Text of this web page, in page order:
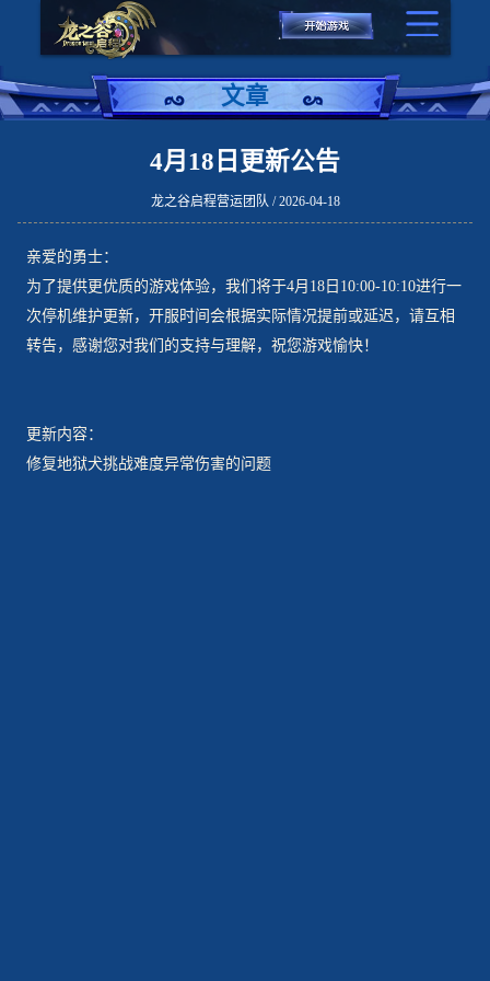
文章
4月18日更新公告
龙之谷启程营运团队 / 2026-04-18
亲爱的勇士：
为了提供更优质的游戏体验，我们将于4月18日10:00-10:10进行一
次停机维护更新，开服时间会根据实际情况提前或延迟，请互相
转告，感谢您对我们的支持与理解，祝您游戏愉快！
更新内容：
修复地狱犬挑战难度异常伤害的问题